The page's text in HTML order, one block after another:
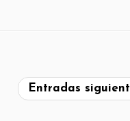
Entradas